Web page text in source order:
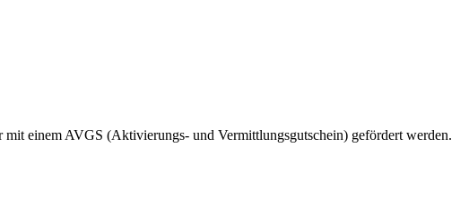
einem AVGS (Aktivierungs- und Vermittlungsgutschein) gefördert werden.